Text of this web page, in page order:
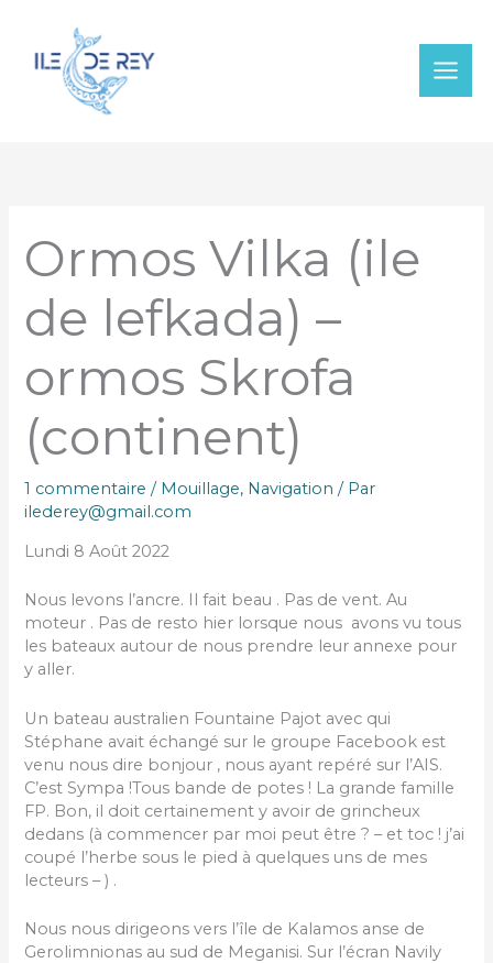
contenu
Ormos Vilka (ile
de lefkada) –
ormos Skrofa
(continent)
1 commentaire / Mouillage, Navigation / Par
ilederey@gmail.com
Lundi 8 Août 2022
Nous levons l’ancre. Il fait beau . Pas de vent. Au
moteur . Pas de resto hier lorsque nous avons vu tous
les bateaux autour de nous prendre leur annexe pour
y aller.
Un bateau australien Fountaine Pajot avec qui
Stéphane avait échangé sur le groupe Facebook est
venu nous dire bonjour , nous ayant repéré sur l’AIS.
C’est Sympa !Tous bande de potes ! La grande famille
FP. Bon, il doit certainement y avoir de grincheux
dedans (à commencer par moi peut être ? – et toc ! j’ai
coupé l’herbe sous le pied à quelques uns de mes
lecteurs – ) .
Nous nous dirigeons vers l’île de Kalamos anse de
Gerolimnionas au sud de Meganisi. Sur l’écran Navily